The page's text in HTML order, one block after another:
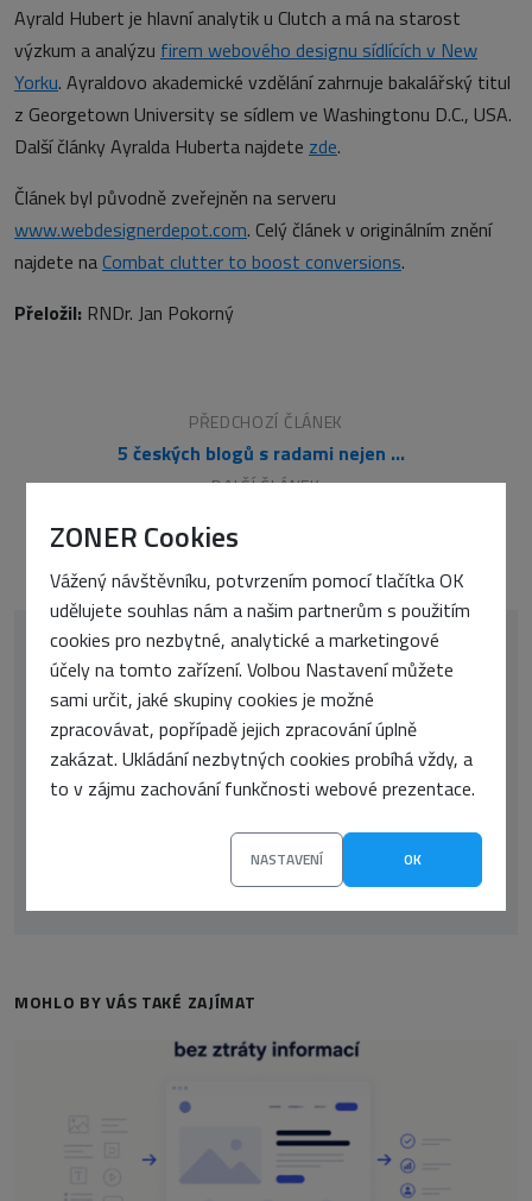
ZONER Cookies
Vážený návštěvníku, potvrzením pomocí tlačítka OK
udělujete souhlas nám a našim partnerům s použitím
cookies pro nezbytné, analytické a marketingové
účely na tomto zařízení. Volbou Nastavení můžete
sami určit, jaké skupiny cookies je možné
zpracovávat, popřípadě jejich zpracování úplně
zakázat. Ukládání nezbytných cookies probíhá vždy, a
to v zájmu zachování funkčnosti webové prezentace.
NASTAVENÍ OK
Ayrald Hubert je hlavní analytik u Clutch a má na starost
výzkum a analýzu firem webového designu sídlících v New
Yorku. Ayraldovo akademické vzdělání zahrnuje bakalářský titul
z Georgetown University se sídlem ve Washingtonu D.C., USA.
Další články Ayralda Huberta najdete zde.
Článek byl původně zveřejněn na serveru
www.webdesignerdepot.com. Celý článek v originálním znění
najdete naCombat clutter to boost conversions.
Přeložil: RNDr. Jan Pokorný
PŘEDCHOZÍ ČLÁNEK
5 českých blogů s radami nejen o web copywritingu
DALŠÍ ČLÁNEK
Redakce Interval.cz
MOHLO BY VÁS TAKÉ ZAJÍMAT